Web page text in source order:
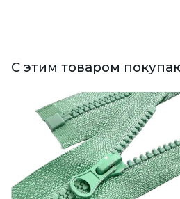
С этим товаром